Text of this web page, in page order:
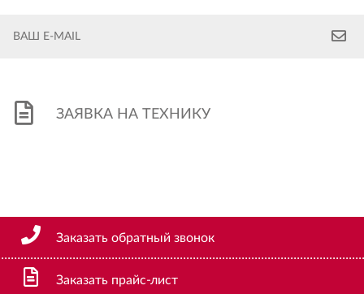
ЗАЯВКА НА ТЕХНИКУ
Заказать обратный звонок
Заказать прайс-лист